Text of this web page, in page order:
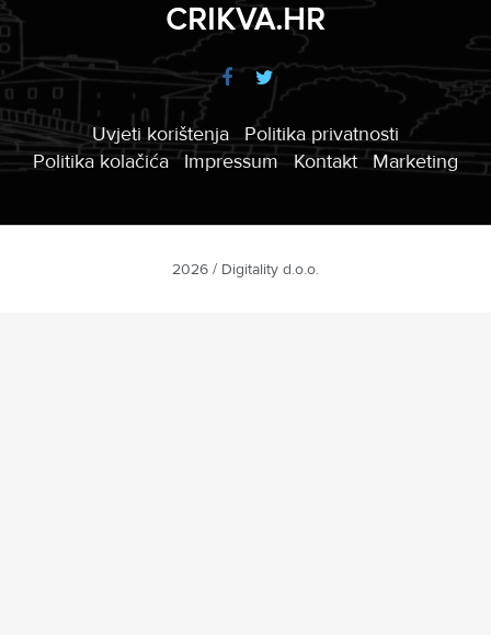
CRIKVA.HR
Uvjeti korištenja
Politika privatnosti
Politika kolačića
Impressum Kontakt Marketing
2026 / Digitality d.o.o.